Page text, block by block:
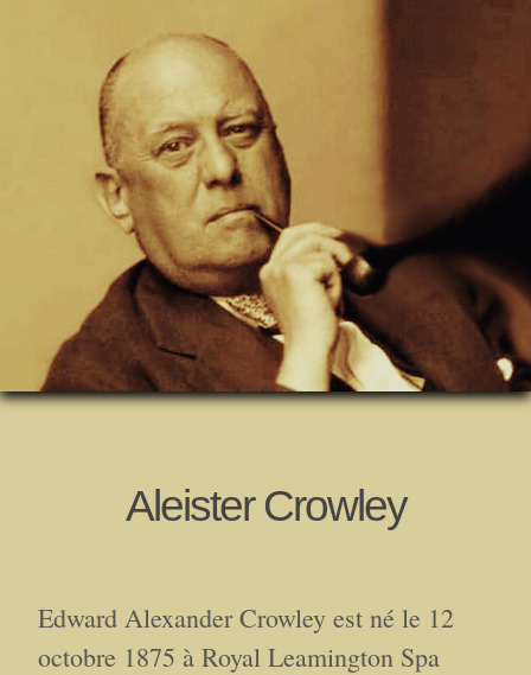
Aleister Crowley
Edward Alexander Crowley est né le 12
octobre 1875 à Royal Leamington Spa